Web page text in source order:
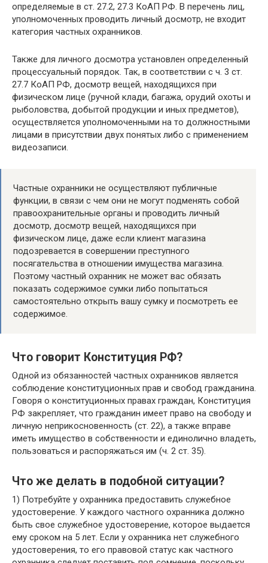
определяемые в ст. 27.2, 27.3 КоАП РФ. В перечень лиц,
уполномоченных проводить личный досмотр, не входит
категория частных охранников.
Также для личного досмотра установлен определенный
процессуальный порядок. Так, в соответствии с ч. 3 ст.
27.7 КоАП РФ, досмотр вещей, находящихся при
физическом лице (ручной клади, багажа, орудий охоты и
рыболовства, добытой продукции и иных предметов),
осуществляется уполномоченными на то должностными
лицами в присутствии двух понятых либо с применением
видеозаписи.
Частные охранники не осуществляют публичные
функции, в связи с чем они не могут подменять собой
правоохранительные органы и проводить личный
досмотр, досмотр вещей, находящихся при
физическом лице, даже если клиент магазина
подозревается в совершении преступного
посягательства в отношении имущества магазина.
Поэтому частный охранник не может вас обязать
показать содержимое сумки либо попытаться
самостоятельно открыть вашу сумку и посмотреть ее
содержимое.
Что говорит Конституция РФ?
Одной из обязанностей частных охранников является
соблюдение конституционных прав и свобод гражданина.
Говоря о конституционных правах граждан, Конституция
РФ закрепляет, что гражданин имеет право на свободу и
личную неприкосновенность (ст. 22), а также вправе
иметь имущество в собственности и единолично владеть,
пользоваться и распоряжаться им (ч. 2 ст. 35).
Что же делать в подобной ситуации?
1) Потребуйте у охранника предоставить служебное
удостоверение. У каждого частного охранника должно
быть свое служебное удостоверение, которое выдается
ему сроком на 5 лет. Если у охранника нет служебного
удостоверения, то его правовой статус как частного